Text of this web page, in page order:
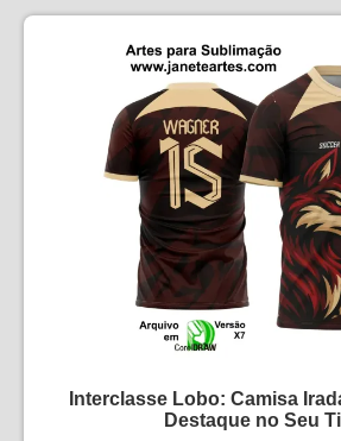
Interclasse Lobo: Camisa
Destaque no Seu